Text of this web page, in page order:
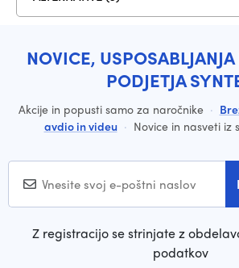
NOVICE,
PODJETJA
Akcije in popusti samo za naročnike ·
avdio in videu · Novice in nasveti iz
Z registracijo se strinjate z
podatkov